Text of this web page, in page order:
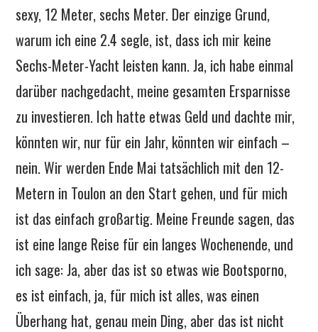
sexy, 12 Meter, sechs Meter. Der einzige Grund,
warum ich eine 2.4 segle, ist, dass ich mir keine
Sechs-Meter-Yacht leisten kann. Ja, ich habe einmal
darüber nachgedacht, meine gesamten Ersparnisse
zu investieren. Ich hatte etwas Geld und dachte mir,
könnten wir, nur für ein Jahr, könnten wir einfach –
nein. Wir werden Ende Mai tatsächlich mit den 12-
Metern in Toulon an den Start gehen, und für mich
ist das einfach großartig. Meine Freunde sagen, das
ist eine lange Reise für ein langes Wochenende, und
ich sage: Ja, aber das ist so etwas wie Bootsporno,
es ist einfach, ja, für mich ist alles, was einen
Überhang hat, genau mein Ding, aber das ist nicht